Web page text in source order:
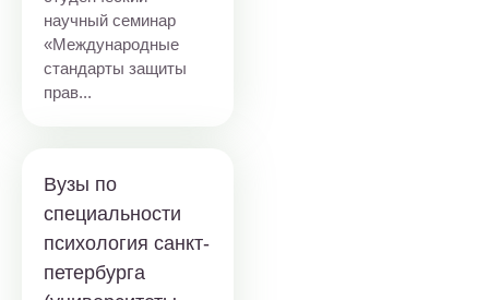
научный семинар
«Международные
стандарты защиты
прав...
Вузы по
специальности
психология санкт-
петербурга